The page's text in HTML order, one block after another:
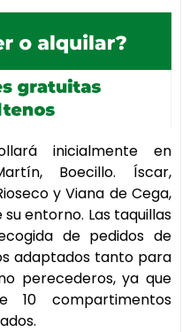
inicialmente en
Boecillo. Íscar,
y Viana de Cega,
entorno. Las taquillas
de pedidos de
adaptados tanto para
perecederos, ya que
10 compartimentos